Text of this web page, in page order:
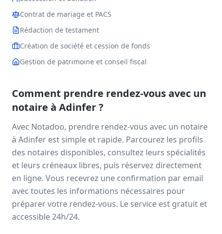
Contrat de mariage et PACS
Rédaction de testament
Création de société et cession de fonds
Gestion de patrimoine et conseil fiscal
Comment prendre rendez-vous avec un
notaire à Adinfer?
Avec Notadoo, prendre rendez-vous avec un notaire
à Adinfer est simple et rapide. Parcourez les profils
des notaires disponibles, consultez leurs spécialités
et leurs créneaux libres, puis réservez directement
en ligne. Vous recevrez une confirmation par email
avec toutes les informations nécessaires pour
préparer votre rendez-vous. Le service est gratuit et
accessible 24h/24.